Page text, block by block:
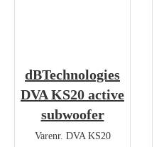
dBTechnologies
DVA KS20 active
subwoofer
Varenr. DVA KS20